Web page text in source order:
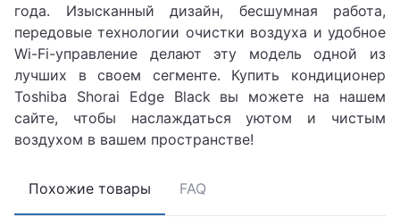
года. Изысканный дизайн, бесшумная работа,
передовые технологии очистки воздуха и удобное
Wi-Fi-управление делают эту модель одной из
лучших в своем сегменте. Купить кондиционер
Toshiba Shorai Edge Black вы можете на нашем
сайте, чтобы наслаждаться уютом и чистым
воздухом в вашем пространстве!
Похожие товары FAQ